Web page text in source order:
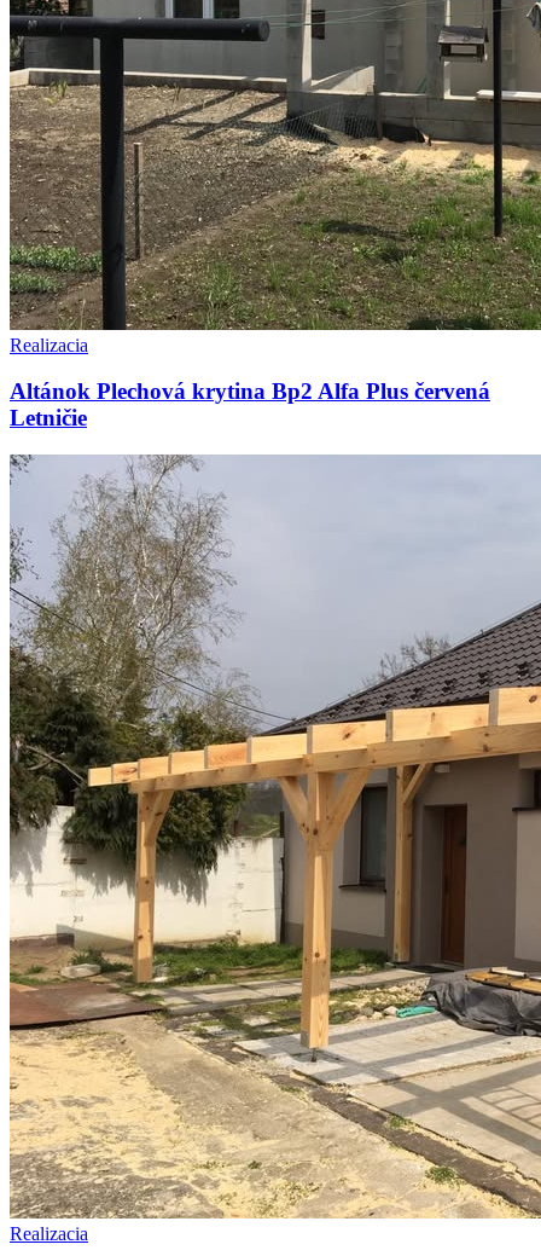
Realizacia
Altánok Plechová krytina Bp2 Alfa Plus červená
Letničie
Realizacia